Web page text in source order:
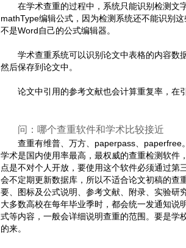
在学术查重的过程中，系统只能识别检测文
mathType编辑公式，因为检测系统还不能识别
不是Word自己的公式编辑器。
学术查重系统可以识别论文中表格的内容数
然后保存到论文中。
论文中引用的参考文献也会计算重复率，在
问：哪个查重软件和学术比较接近
查重有维普、万方、paperpass、paperfree。
学术是国内使用率最高，最权威的查重检测软件
点是不对个人开放，要使用这个软件必须通过
会不定期更新数据库，所以不适合论文初稿的查
要、图标及公式说明、参考文献、附录、实验研
大多数高校在每年毕业季时，都会统一发通知说
式等内容，一般会详细说明查重的范围。要是学
的来。